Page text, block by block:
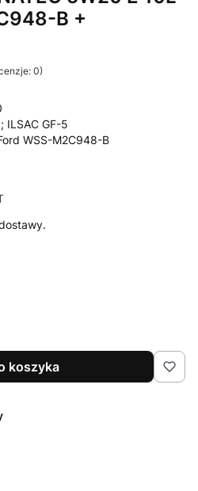
B +
0)
ILSAC GF-5
WSS-M2C948-B
koszyka